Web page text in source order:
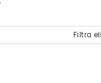
Filtra